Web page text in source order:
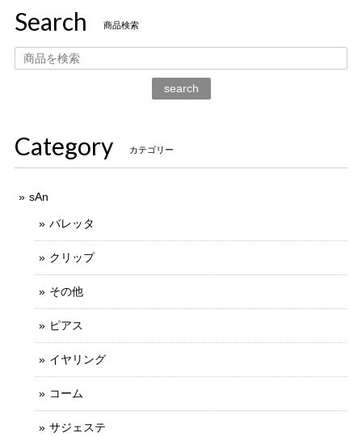
Search 商品検索
search
Category カテゴリー
sAn
バレッタ
クリップ
その他
ピアス
イヤリング
コーム
サジェステ